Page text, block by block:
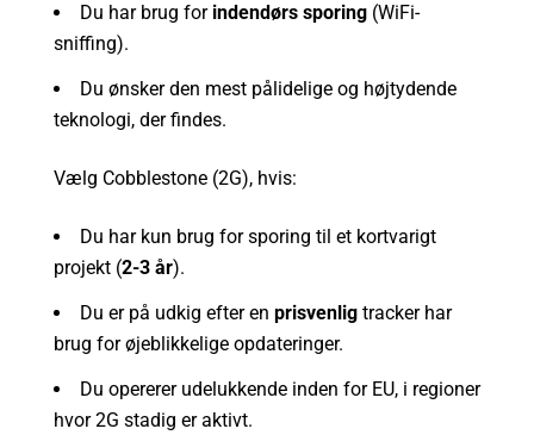
Du har brug for indendørs sporing (WiFi-
sniffing).
Du ønsker den mest pålidelige og højtydende
teknologi, der findes.
Vælg Cobblestone (2G), hvis:
Du har kun brug for sporing til et kortvarigt
projekt (2-3 år).
Du er på udkig efter en prisvenlig tracker har
brug for øjeblikkelige opdateringer.
Du opererer udelukkende inden for EU, i regioner
hvor 2G stadig er aktivt.